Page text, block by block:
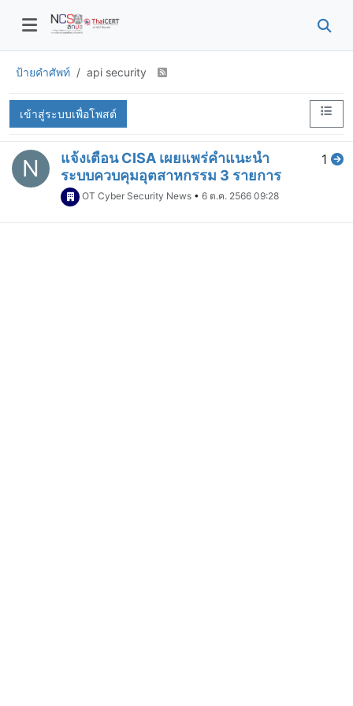
ป้ายคำศัพท์ api security
เข้าสู่ระบบเพื่อโพสต์
N
แจ้งเตือน CISA เผยแพร่คำแนะนำ
ระบบควบคุมอุตสาหกรรม 3 รายการ
OT Cyber Security News • 6 ต.ค. 2566 09:28
1